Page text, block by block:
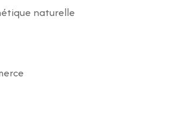
naturelle